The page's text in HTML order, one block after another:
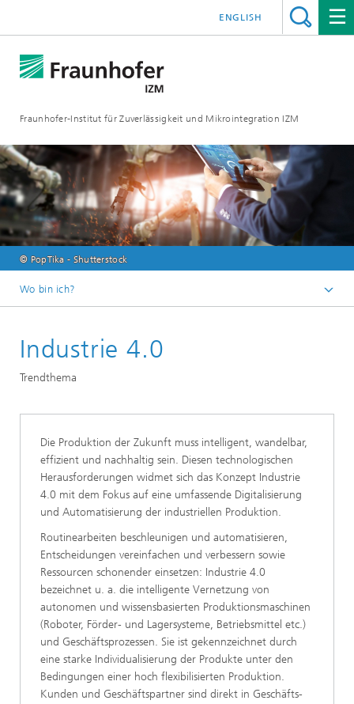
Fraunhofer-Institut für Zuverlässigkeit und Mikrointegration IZM
ENGLISH
© PopTika - Shutterstock
Wo bin ich?
Trendthemen
Industrie 4.0
Trendthema
Die Produktion der Zukunft muss intelligent, wandelbar,
effizient und nachhaltig sein. Diesen technologischen
Herausforderungen widmet sich das Konzept Industrie
4.0 mit dem Fokus auf eine umfassende Digitalisierung
und Automatisierung der industriellen Produktion.
Routinearbeiten beschleunigen und automatisieren,
Entscheidungen vereinfachen und verbessern sowie
Ressourcen schonender einsetzen: Industrie 4.0
bezeichnet u. a. die intelligente Vernetzung von
autonomen und wissensbasierten Produktionsmaschinen
(Roboter, Förder- und Lagersysteme, Betriebsmittel etc.)
und Geschäftsprozessen. Sie ist gekennzeichnet durch
eine starke Individualisierung der Produkte unter den
Bedingungen einer hoch flexibilisierten Produktion.
Kunden und Geschäftspartner sind direkt in Geschäfts-